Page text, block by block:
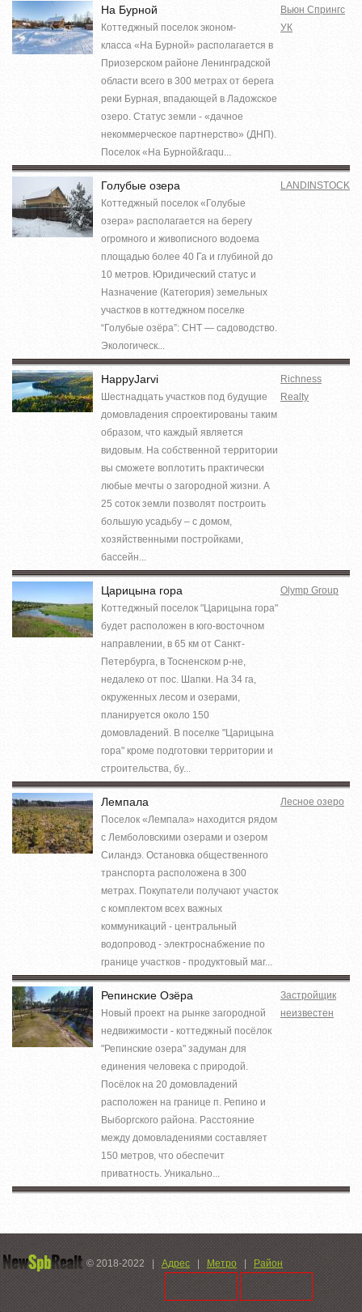
На Бурной
Коттеджный поселок эконом-
класса «На Бурной» располагается в
Приозерском районе Ленинградской
области всего в 300 метрах от берега
реки Бурная, впадающей в Ладожское
озеро. Статус земли - «дачное
некоммерческое партнерство» (ДНП).
Поселок «На Бурной&raqu...
Вьюн Спрингс
УК
Голубые озера
Коттеджный поселок «Голубые
озера» располагается на берегу
огромного и живописного водоема
площадью более 40 Га и глубиной до
10 метров. Юридический статус и
Назначение (Категория) земельных
участков в коттеджном поселке
“Голубые озёра”: СНТ — садоводство.
Экологическ...
LANDINSTOCK
HappyJarvi
Шестнадцать участков под будущие
домовладения спроектированы таким
образом, что каждый является
видовым. На собственной территории
вы сможете воплотить практически
любые мечты о загородной жизни. А
25 соток земли позволят построить
большую усадьбу – с домом,
хозяйственными постройками,
бассейн...
Richness
Realty
Царицына гора
Коттеджный поселок "Царицына гора"
будет расположен в юго-восточном
направлении, в 65 км от Санкт-
Петербурга, в Тосненском р-не,
недалеко от пос. Шапки. На 34 га,
окруженных лесом и озерами,
планируется около 150
домовладений. В поселке "Царицына
гора" кроме подготовки территории и
строительства, бу...
Olymp Group
Лемпала
Поселок «Лемпала» находится рядом
с Лемболовскими озерами и озером
Силандэ. Остановка общественного
транспорта расположена в 300
метрах. Покупатели получают участок
с комплектом всех важных
коммуникаций - центральный
водопровод - электроснабжение по
границе участков - продуктовый маг...
Лесное озеро
Репинские Озёра
Новый проект на рынке загородной
недвижимости - коттеджный посёлок
"Репинские озера" задуман для
единения человека с природой.
Посёлок на 20 домовладений
расположен на границе п. Репино и
Выборгского района. Расстояние
между домовладениями составляет
150 метров, что обеспечит
приватность. Уникально...
Застройщик
неизвестен
© 2018-2022 | Адрес | Метро | Район